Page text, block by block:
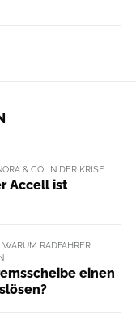
& CO. IN DER KRISE
Accell ist
RADFAHRER
einen